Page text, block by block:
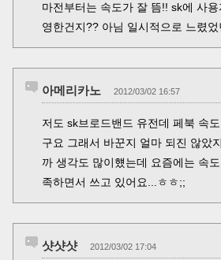
마전부터는 속도가 잘 뜸!! sk에 사
영한건지?? 아님 일시적으로 느렸었
아메리카노 2012/03/02 16:57
저도 sk브로드밴드 유전데 페북 속
구요 그래서 바꾼지 얼마 되진 않았
까 생각도 많이헀는데 요즘에는 속
족하면서 쓰고 있어요...ㅎㅎ;;
샷샷샷 2012/03/02 17:04